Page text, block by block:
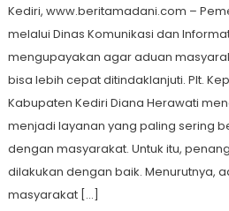
Kediri, www.beritamadani.com –
melalui Dinas Komunikasi dan
mengupayakan agar aduan
bisa lebih cepat ditindaklanjuti. Plt.
Kabupaten Kediri Diana Herawati
menjadi layanan yang paling sering
dengan masyarakat. Untuk itu,
dilakukan dengan baik. Menurutnya,
masyarakat […]